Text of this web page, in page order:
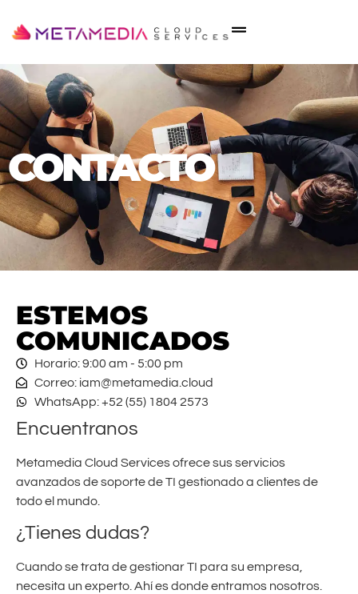
CONTACTO
ESTEMOS
COMUNICADOS
Horario: 9:00 am - 5:00 pm
Correo: iam@metamedia.cloud
WhatsApp: +52 (55) 1804 2573
Encuentranos
Metamedia Cloud Services ofrece sus servicios
avanzados de soporte de TI gestionado a clientes de
todo el mundo.
¿Tienes dudas?
Cuando se trata de gestionar TI para su empresa,
necesita un experto. Ahí es donde entramos nosotros.